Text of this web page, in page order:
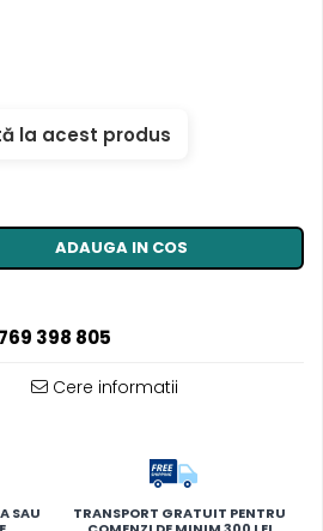
la acest produs
ADAUGA IN COS
398 805
Cere informatii
SAU
TRANSPORT GRATUIT PENTRU